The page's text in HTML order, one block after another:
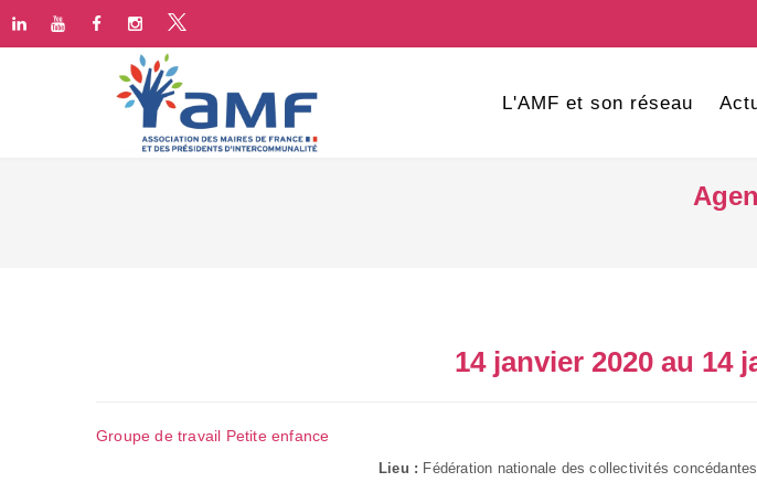
L'AMF et son réseau
14 janvier 2020 au 14
Groupe de travail Petite enfance
Lieu : Fédération nationale des collectivités